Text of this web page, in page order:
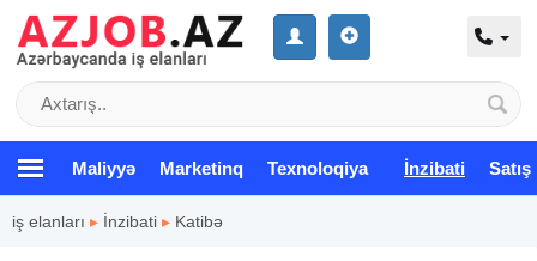
Maliyyə Marketinq Texnoloqiya İnzibati Satış
iş elanları ▸ İnzibati ▸ Katibə